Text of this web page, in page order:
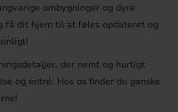
ombygninger og dyre
få dit hjem til at føles opdateret og
der nemt og hurtigt
og entré. Hos os finder du ganske